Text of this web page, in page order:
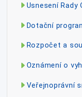
Usnesení Rady
Dotační
Rozpočet a
Oznámení o
Veřejnoprávní